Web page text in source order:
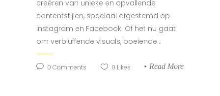
creëren van unieke en opvallende
contentstijlen, speciaal afgestemd op
Instagram en Facebook. Of het nu gaat
om verbluffende visuals, boeiende...
0 Comments 0 Likes Read More